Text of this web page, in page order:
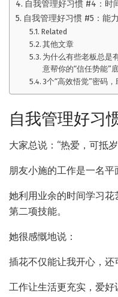
自我管理好习惯 #4：时
自我管理好习惯 #5：能
Related
其他文章
为什么有些老板总是
意帮你的“信任势能”
3个“高效悟觉”密码
自我管理好习
大家总说：“热爱，可抵
朋友小施的工作是一名平
她利用业余的时间学习
第二项技能。
她很感慨地说：
插花不仅能让我开心，还
工作让生活更充实，爱好